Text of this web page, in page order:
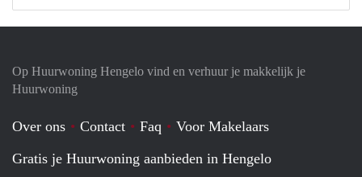
Op Huurwoning Hengelo vind en verhuur je makkelijk je
Huurwoning
Over ons Contact Faq
Voor Makelaars
Gratis je Huurwoning aanbieden in Hengelo